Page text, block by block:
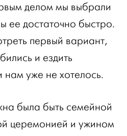
делом мы выбрали
ее достаточно быстро.
первый вариант,
и ездить
нам уже не хотелось.
была быть семейной
церемонией и ужином